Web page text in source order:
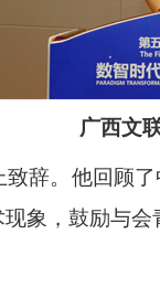
广西文
致辞。他回顾
象，鼓励与